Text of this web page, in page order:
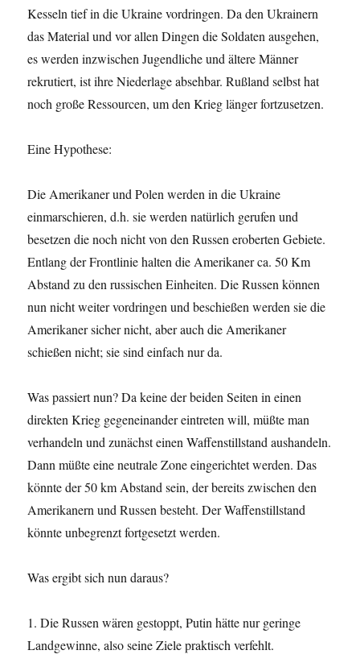
Kesseln tief in die Ukraine vordringen. Da den Ukrainern
das Material und vor allen Dingen die Soldaten ausgehen,
es werden inzwischen Jugendliche und ältere Männer
rekrutiert, ist ihre Niederlage absehbar. Rußland selbst hat
noch große Ressourcen, um den Krieg länger fortzusetzen.
Eine Hypothese:
Die Amerikaner und Polen werden in die Ukraine
einmarschieren, d.h. sie werden natürlich gerufen und
besetzen die noch nicht von den Russen eroberten Gebiete.
Entlang der Frontlinie halten die Amerikaner ca. 50 Km
Abstand zu den russischen Einheiten. Die Russen können
nun nicht weiter vordringen und beschießen werden sie die
Amerikaner sicher nicht, aber auch die Amerikaner
schießen nicht; sie sind einfach nur da.
Was passiert nun? Da keine der beiden Seiten in einen
direkten Krieg gegeneinander eintreten will, müßte man
verhandeln und zunächst einen Waffenstillstand aushandeln.
Dann müßte eine neutrale Zone eingerichtet werden. Das
könnte der 50 km Abstand sein, der bereits zwischen den
Amerikanern und Russen besteht. Der Waffenstillstand
könnte unbegrenzt fortgesetzt werden.
Was ergibt sich nun daraus?
1. Die Russen wären gestoppt, Putin hätte nur geringe
Landgewinne, also seine Ziele praktisch verfehlt.